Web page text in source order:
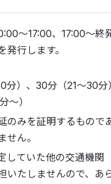
～17:00、17:00～
行します。
分）、30分（21～30
～）
のみを証明するもの
せん。
していた他の交通機
いたしませんので、あ